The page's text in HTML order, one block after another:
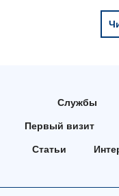
Службы
Первый визит
Статьи